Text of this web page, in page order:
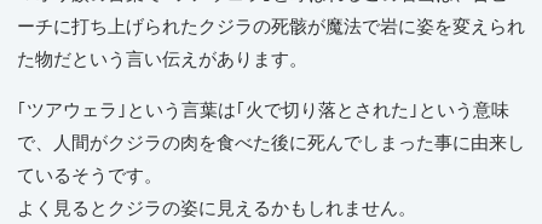
ーチに打ち上げられたクジラの死骸が魔法で岩に姿を変えられ
た物だという言い伝えがあります。
｢ツアウェラ｣という言葉は｢火で切り落とされた｣という意味
で、人間がクジラの肉を食べた後に死んでしまった事に由来し
ているそうです。
よく見るとクジラの姿に見えるかもしれません。